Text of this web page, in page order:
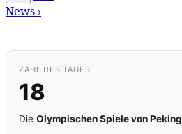
News ›
ZAHL DES TAGES
18
Die Olympischen Spiele von Peking